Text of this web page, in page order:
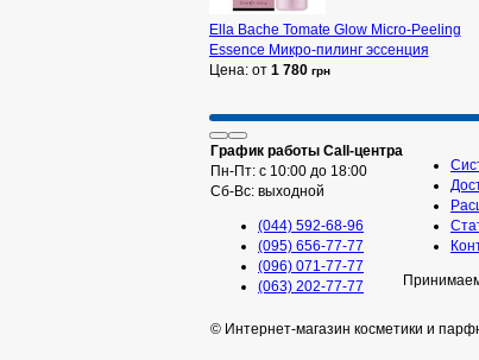
Ella Bache Tomate Glow Micro-Peeling
Essence Микро-пилинг эссенция
Цена: от 1 780 грн
График работы Call-центра
Пн-Пт: с 10:00 до 18:00
Сб-Вс: выходной
(044) 592-68-96
(095) 656-77-77
(096) 071-77-77
(063) 202-77-77
© Интернет-магазин косметики и